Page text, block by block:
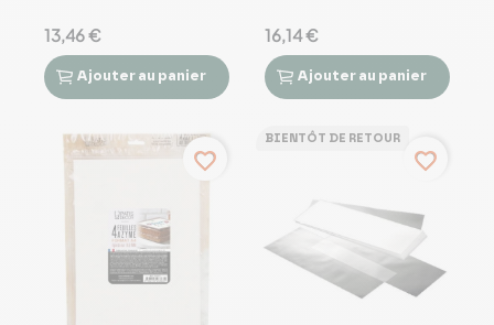
13,46 €
 
Ajouter au panier
16,14 €
 
Ajouter au panier
favorite_border
BIENTÔT DE RETOUR
favorite_border